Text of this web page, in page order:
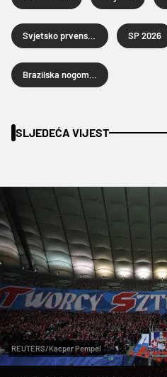
SP 2026
SLJEDEĆA VIJEST
REUTERS/Kacper Pempel